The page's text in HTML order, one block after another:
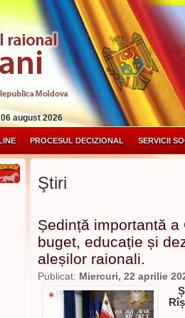
august 2026
PROCESUL DECIZIONAL SERVICII
Ştiri
Ședință importantă
buget, educație și
aleșilor raionali.
Publicat: Miercuri, 22 aprilie